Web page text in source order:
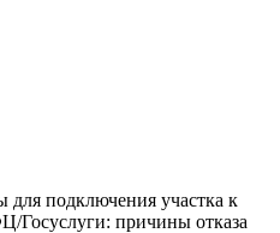
подключения участка к
Госуслуги: причины отказа